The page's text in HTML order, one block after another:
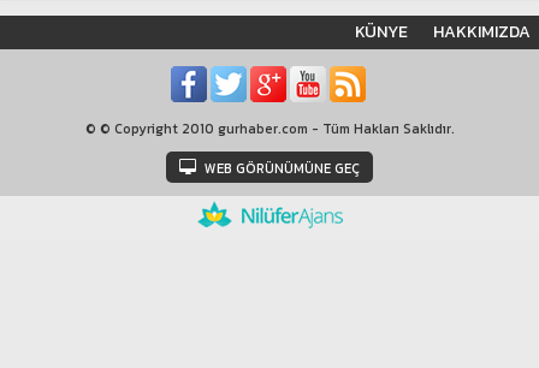
KÜNYE HAKKIMIZDA
© © Copyright 2010 gurhaber.com - Tüm Hakları Saklıdır.
WEB GÖRÜNÜMÜNE GEÇ